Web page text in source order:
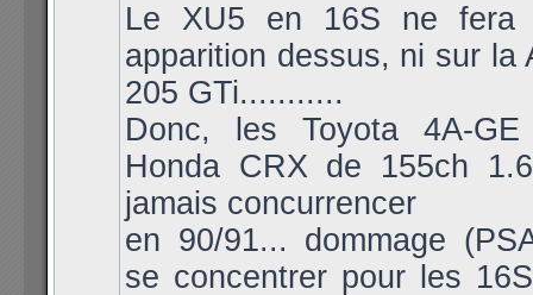
Le XU5 en 16S ne fera
apparition dessus, ni sur la
205 GTi...........
Donc, les Toyota 4A-
Honda CRX de 155ch
jamais concurrencer
en 90/91... dommage
se concentrer pour les